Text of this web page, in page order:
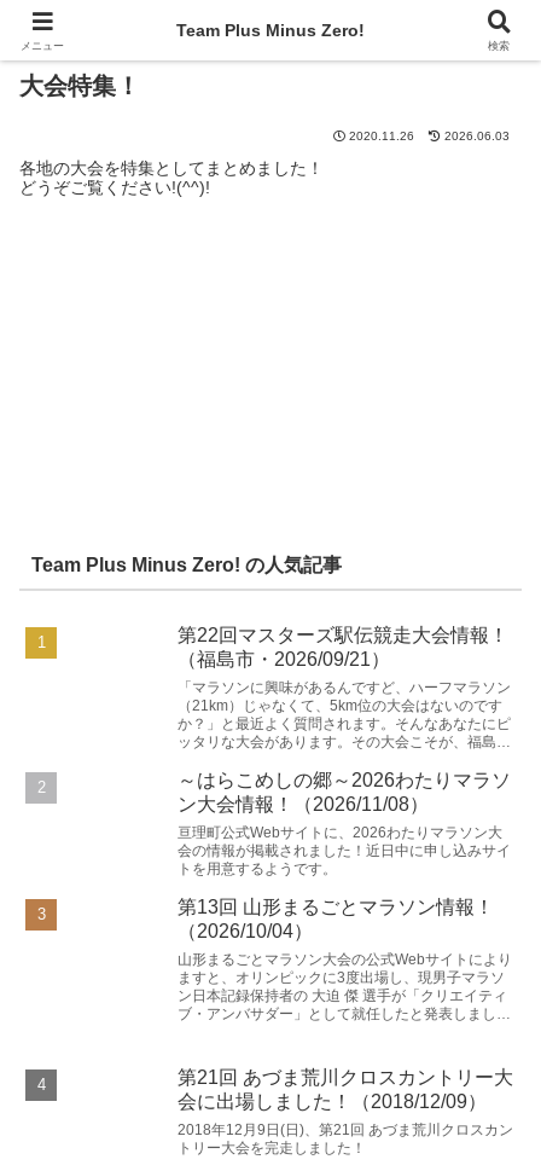
大会特集！
2020.11.26 2026.06.03
各地の大会を特集としてまとめました！
どうぞご覧ください!(^^)!
Team Plus Minus Zero! の人気記事
第22回マスターズ駅伝競走大会情報！
（福島市・2026/09/21）
「マラソンに興味があるんですど、ハーフマラソン
（21km）じゃなくて、5km位の大会はないのです
か？」と最近よく質問されます。そんなあなたにピ
ッタリな大会があります。その大会こそが、福島市
で〜す...
～はらこめしの郷～2026わたりマラソ
ン大会情報！（2026/11/08）
亘理町公式Webサイトに、2026わたりマラソン大
会の情報が掲載されました！近日中に申し込みサイ
トを用意するようです。
第13回 山形まるごとマラソン情報！
（2026/10/04）
山形まるごとマラソン大会の公式Webサイトにより
ますと、オリンピックに3度出場し、現男子マラソ
ン日本記録保持者の 大迫 傑 選手が「クリエイティ
ブ・アンバサダー」として就任したと発表しました!
第21回 あづま荒川クロスカントリー大
会に出場しました！（2018/12/09）
2018年12月9日(日)、第21回 あづま荒川クロスカン
トリー大会を完走しました！
メニュー
Team Plus Minus Zero!
検索